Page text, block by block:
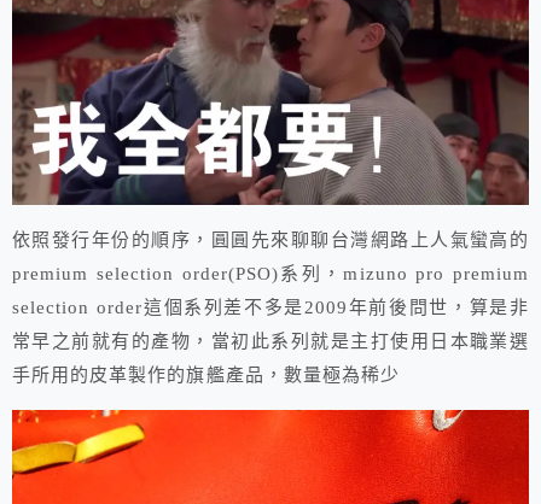
依照發行年份的順序，圓圓先來聊聊台灣網路上人氣蠻高的
premium selection order(PSO)系列，mizuno pro premium
selection order這個系列差不多是2009年前後問世，算是非
常早之前就有的產物，當初此系列就是主打使用日本職業選
手所用的皮革製作的旗艦產品，數量極為稀少